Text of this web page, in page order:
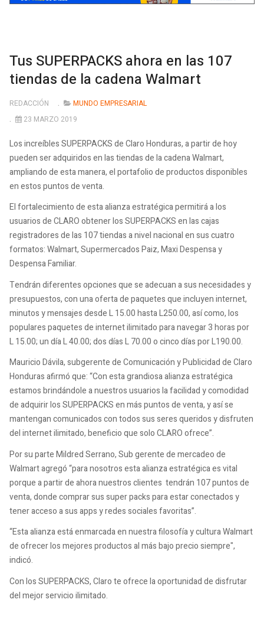
Tus SUPERPACKS ahora en las 107
tiendas de la cadena Walmart
REDACCIÓN
MUNDO EMPRESARIAL
23 MARZO 2019
Los increíbles SUPERPACKS de Claro Honduras, a partir de hoy
pueden ser adquiridos en las tiendas de la cadena Walmart,
ampliando de esta manera, el portafolio de productos disponibles
en estos puntos de venta.
El fortalecimiento de esta alianza estratégica permitirá a los
usuarios de CLARO obtener los SUPERPACKS en las cajas
registradores de las 107 tiendas a nivel nacional en sus cuatro
formatos: Walmart, Supermercados Paiz, Maxi Despensa y
Despensa Familiar.
Tendrán diferentes opciones que se adecuan a sus necesidades y
presupuestos, con una oferta de paquetes que incluyen internet,
minutos y mensajes desde L 15.00 hasta L250.00, así como, los
populares paquetes de internet ilimitado para navegar 3 horas por
L 15.00; un día L 40.00; dos días L 70.00 o cinco días por L190.00.
Mauricio Dávila, subgerente de Comunicación y Publicidad de Claro
Honduras afirmó que: “Con esta grandiosa alianza estratégica
estamos brindándole a nuestros usuarios la facilidad y comodidad
de adquirir los SUPERPACKS en más puntos de venta, y así se
mantengan comunicados con todos sus seres queridos y disfruten
del internet ilimitado, beneficio que solo CLARO ofrece”.
Por su parte Mildred Serrano, Sub gerente de mercadeo de
Walmart agregó “para nosotros esta alianza estratégica es vital
porque a partir de ahora nuestros clientes tendrán 107 puntos de
venta, donde comprar sus super packs para estar conectados y
tener acceso a sus apps y redes sociales favoritas”.
“Esta alianza está enmarcada en nuestra filosofía y cultura Walmart
de ofrecer los mejores productos al más bajo precio siempre",
indicó.
Con los SUPERPACKS, Claro te ofrece la oportunidad de disfrutar
del mejor servicio ilimitado.